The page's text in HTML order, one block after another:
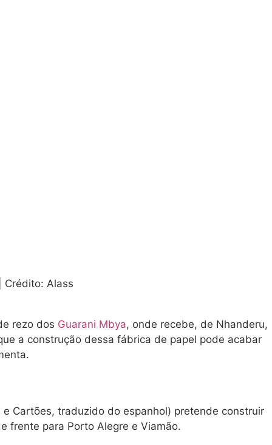
Crédito: Alass
rezo dos Guarani Mbya, onde recebe, de Nhanderu,
a construção dessa fábrica de papel pode acabar
Cartões, traduzido do espanhol) pretende construir
frente para Porto Alegre e Viamão.